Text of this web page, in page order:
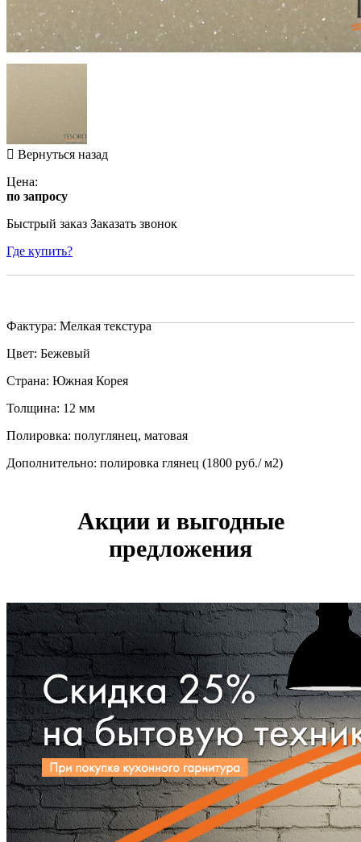
Вернуться назад
Цена:
по запросу
Быстрый заказ Заказать звонок
Где купить?
Фактура: Мелкая текстура
Цвет: Бежевый
Страна: Южная Корея
Толщина: 12 мм
Полировка: полуглянец, матовая
Дополнительно: полировка глянец (1800 руб./ м2)
Акции и выгодные
предложения